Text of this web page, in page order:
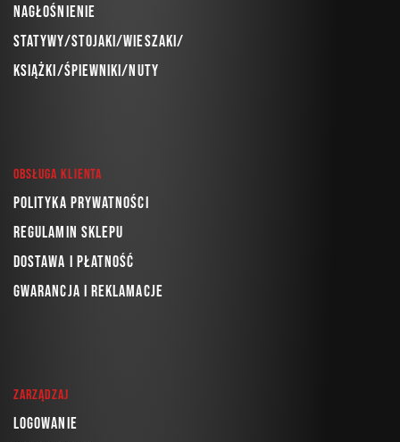
Nagłośnienie
Statywy/Stojaki/Wieszaki/
Książki/Śpiewniki/Nuty
Obsługa klienta
Polityka prywatności
Regulamin sklepu
Dostawa i płatność
Gwarancja i reklamacje
Zarządzaj
Logowanie